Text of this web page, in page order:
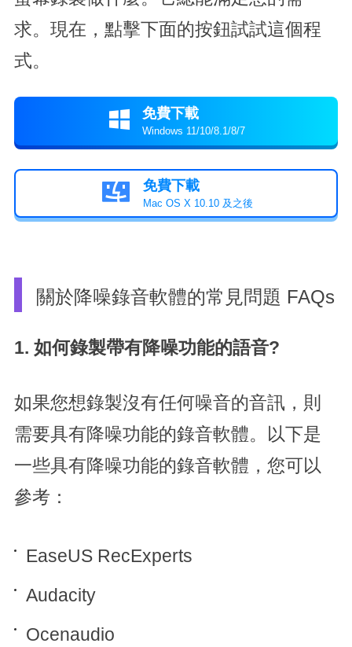
求。現在，點擊下面的按鈕試試這個程
式。
 免費下載
Windows 11/10/8.1/8/7
 免費下載
Mac OS X 10.10 及之後
關於降噪錄音軟體的常見問題 FAQs
1. 如何錄製帶有降噪功能的語音?
如果您想錄製沒有任何噪音的音訊，則
需要具有降噪功能的錄音軟體。以下是
一些具有降噪功能的錄音軟體，您可以
參考：
EaseUS RecExperts
Audacity
Ocenaudio